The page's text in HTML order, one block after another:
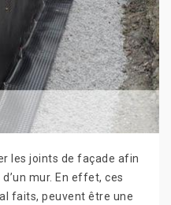
les joints de façade afin
mur. En effet, ces
faits, peuvent être une